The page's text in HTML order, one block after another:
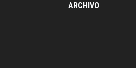
ARCHIVO